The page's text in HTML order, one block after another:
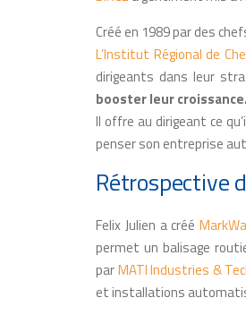
Créé en 1989 par des
L’Institut Régional de
dirigeants dans leur
booster leur croissance.
Il offre au dirigeant ce
penser son entreprise
Rétrospective
Felix Julien a créé
permet un balisage
parMATI Industries &
et installations